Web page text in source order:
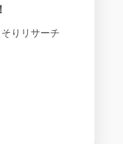
りリサーチ